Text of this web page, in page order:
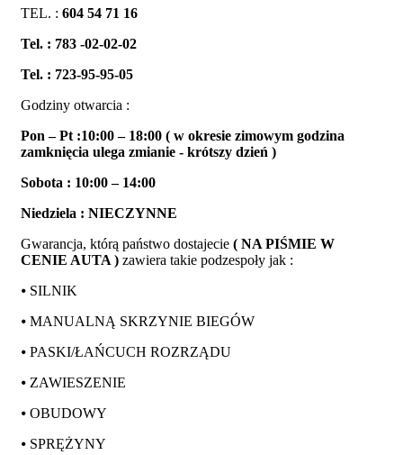
TEL. : 604 54 71 16
Tel. : 783 -02-02-02
Tel. : 723-95-95-05
Godziny otwarcia :
Pon – Pt :10:00 – 18:00 ( w okresie zimowym godzina
zamknięcia ulega zmianie - krótszy dzień )
Sobota : 10:00 – 14:00
Niedziela : NIECZYNNE
Gwarancja, którą państwo dostajecie ( NA PIŚMIE W
CENIE AUTA ) zawiera takie podzespoły jak :
⦁ SILNIK
⦁ MANUALNĄ SKRZYNIE BIEGÓW
⦁ PASKI/ŁAŃCUCH ROZRZĄDU
⦁ ZAWIESZENIE
⦁ OBUDOWY
⦁ SPRĘŻYNY